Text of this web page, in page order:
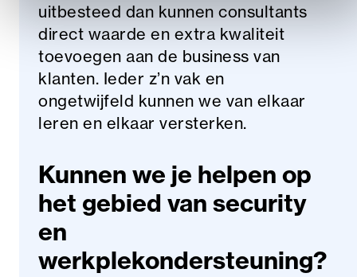
uitbesteed dan kunnen consultants
direct waarde en extra kwaliteit
toevoegen aan de business van
klanten. Ieder z’n vak en
ongetwijfeld kunnen we van elkaar
leren en elkaar versterken.
Kunnen we je helpen op
het gebied van security
en
werkplekondersteuning?